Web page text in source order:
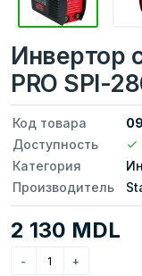
Инвертор
PRO SPI-
Код товара
Доступность
Категория
Производитель
2 130 MDL